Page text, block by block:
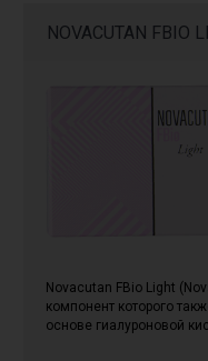
Novacutan FBio Light
компонент которого
основе гиалуроновой